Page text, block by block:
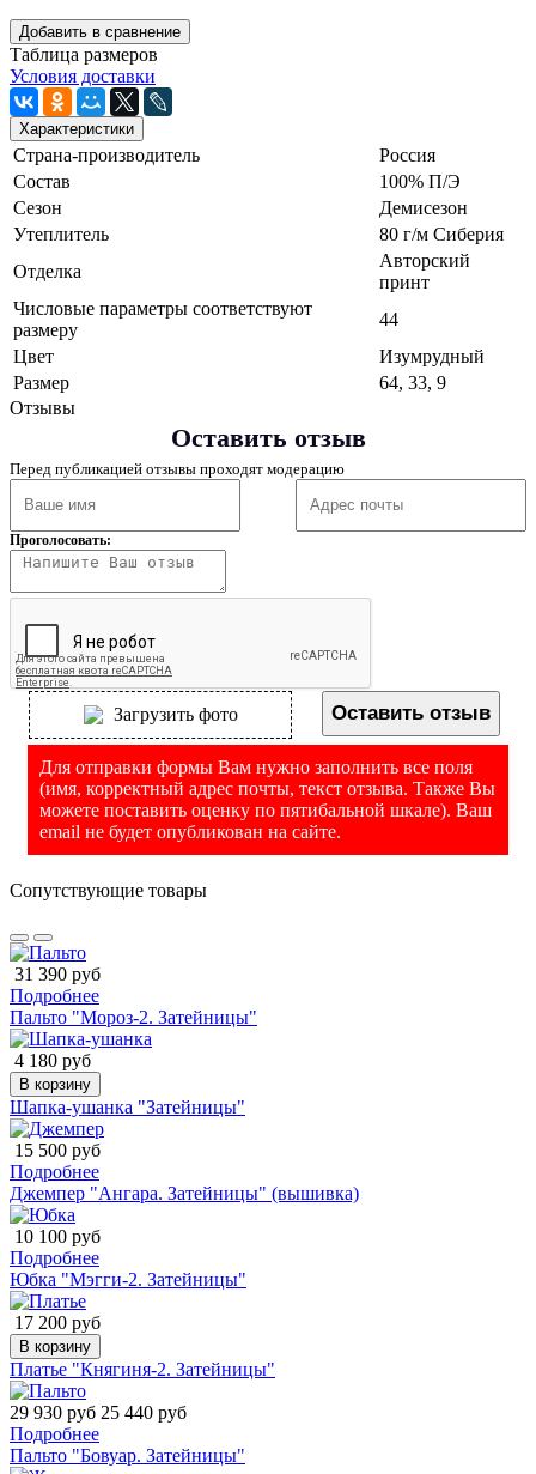
Добавить в сравнение
Таблица размеров
Условия доставки
Характеристики
Страна-производитель
Россия
Состав
100% П/Э
Сезон
Демисезон
Утеплитель
80 г/м Сиберия
Отделка
Авторский
принт
Числовые параметры соответствуют
размеру
44
Цвет
Изумрудный
Размер
64, 33, 9
Отзывы
Оставить отзыв
Перед публикацией отзывы проходят модерацию
Проголосовать:
Загрузить фото Оставить отзыв
Для отправки формы Вам нужно заполнить все поля
(имя, корректный адрес почты, текст отзыва. Также Вы
можете поставить оценку по пятибальной шкале). Ваш
email не будет опубликован на сайте.
Сопутствующие товары
31 390 руб
Подробнее
Пальто "Мороз-2. Затейницы"
4 180 руб
В корзину
Шапка-ушанка "Затейницы"
15 500 руб
Подробнее
Джемпер "Ангара. Затейницы" (вышивка)
10 100 руб
Подробнее
Юбка "Мэгги-2. Затейницы"
17 200 руб
В корзину
Платье "Княгиня-2. Затейницы"
29 930 руб 25 440 руб
Подробнее
Пальто "Бовуар. Затейницы"